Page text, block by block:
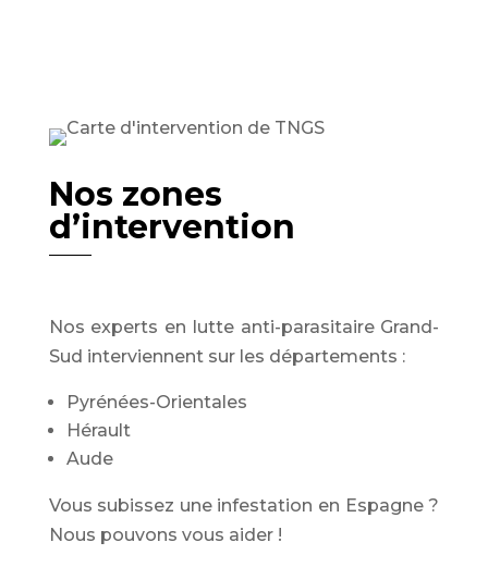
Nos zones
d’intervention
Nos experts en lutte anti-parasitaire Grand-
Sud interviennent sur les départements :
Pyrénées-Orientales
Hérault
Aude
Vous subissez une infestation en Espagne ?
Nous pouvons vous aider !